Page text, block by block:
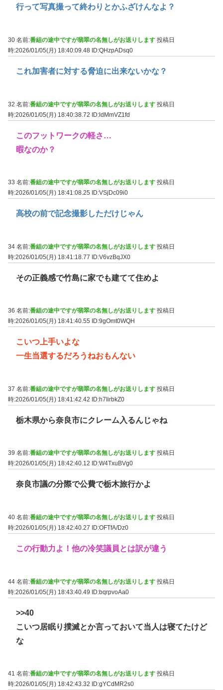
行って写真撮って終わりとかふざけんなよ？
30 名前:番組の途中ですが翡翠の名無しがお送りします 投稿日
時:2026/01/05(月) 18:40:09.48 ID:QHzpADsq0
これ加害者に対する脅迫に出来ないかな？
32 名前:番組の途中ですが翡翠の名無しがお送りします 投稿日
時:2026/01/05(月) 18:40:38.72 ID:ldMmVZ1fd
このフットワークの軽さ…
暇なのか？
33 名前:番組の途中ですが翡翠の名無しがお送りします 投稿日
時:2026/01/05(月) 18:41:08.25
ID:VSjDc09i0
高校の前で記念撮影しただけじゃん
34 名前:番組の途中ですが翡翠の名無しがお送りします 投稿日
時:2026/01/05(月) 18:41:18.77 ID:V6vzBqJX0
その正義感で竹島に家でも建てて住めよ
36 名前:番組の途中ですが翡翠の名無しがお送りします 投稿日
時:2026/01/05(月) 18:41:40.55
ID:9gOmt0WQH
こいつ上手いよな
一生当選するだろうねおもんない
37 名前:番組の途中ですが翡翠の名無しがお送りします 投稿日
時:2026/01/05(月) 18:41:42.42 ID:h7IirbkZ0
栃木県から奈良市にクレーム入るんじゃね
39 名前:番組の途中ですが翡翠の名無しがお送りします 投稿日
時:2026/01/05(月) 18:42:40.12
ID:W4TxuBVg0
奈良市議の分際で公費で栃木旅行かよ
40 名前:番組の途中ですが翡翠の名無しがお送りします 投稿日
時:2026/01/05(月) 18:42:40.27
ID:OFTfA/Dz0
この行動力よ！他の冷笑議員とは訳が違う
44 名前:番組の途中ですが翡翠の名無しがお送りします 投稿日
時:2026/01/05(月) 18:43:40.49 ID:bqrpvoAa0
>>40
こいつ居眠り撲滅とか言っておいて当人は寝てたけど
な
41 名前:番組の途中ですが翡翠の名無しがお送りします 投稿日
時:2026/01/05(月) 18:42:43.32
ID:gYCdMR2s0